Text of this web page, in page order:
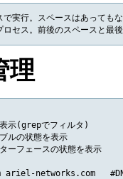
行。スペースはあっても
理
(grepでフィルタ)
の状態を表示
フェースの状態を表示